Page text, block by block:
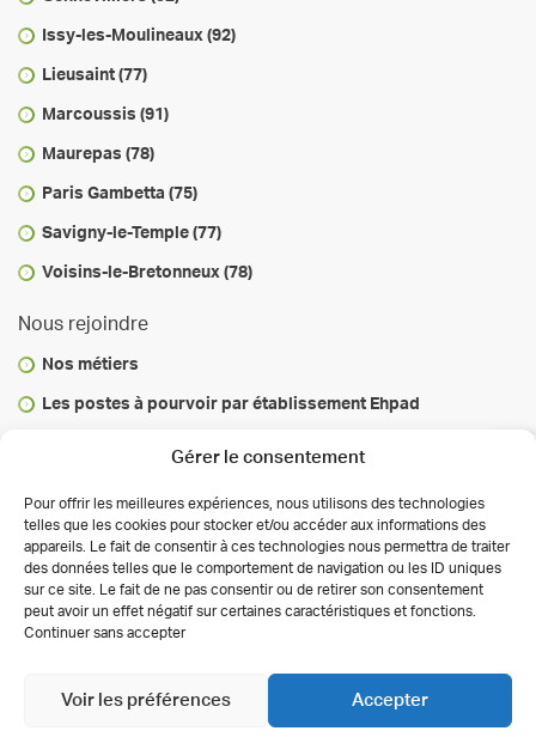
Gérer le consentement
Pour offrir les meilleures expériences, nous utilisons des technologies
telles que les cookies pour stocker et/ou accéder aux informations des
appareils. Le fait de consentir à ces technologies nous permettra de traiter
des données telles que le comportement de navigation ou les ID uniques
sur ce site. Le fait de ne pas consentir ou de retirer son consentement
peut avoir un effet négatif sur certaines caractéristiques et fonctions.
Continuer sans accepter
Accepter
Voir les préférences
Issy-les-Moulineaux (92)
Lieusaint (77)
Marcoussis (91)
Maurepas (78)
Paris Gambetta (75)
Savigny-le-Temple (77)
Voisins-le-Bretonneux (78)
Nous rejoindre
Nos métiers
Les postes à pourvoir par établissement Ehpad
Infos & conseils
Actualités
Autorisations des activités de soins
Déclaration de confidentialité (UE)
Conditions générales
Antipodes Médical